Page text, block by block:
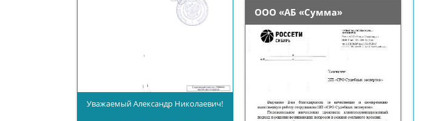
Уважаемый Александр Николаевич!
ООО «АБ «Сумма»